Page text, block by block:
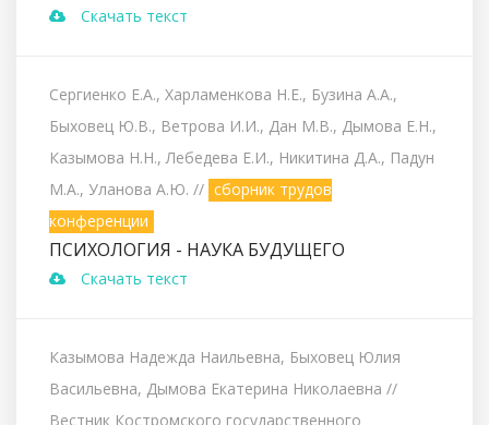
Скачать текст
Сергиенко Е.А., Харламенкова Н.Е., Бузина А.А.,
Быховец Ю.В., Ветрова И.И., Дан М.В., Дымова Е.Н.,
Казымова Н.Н., Лебедева Е.И., Никитина Д.А., Падун
М.А., Уланова А.Ю. // сборник трудов
конференции
ПСИХОЛОГИЯ - НАУКА БУДУЩЕГО
Скачать текст
Казымова Надежда Наильевна, Быховец Юлия
Васильевна, Дымова Екатерина Николаевна //
Вестник Костромского государственного